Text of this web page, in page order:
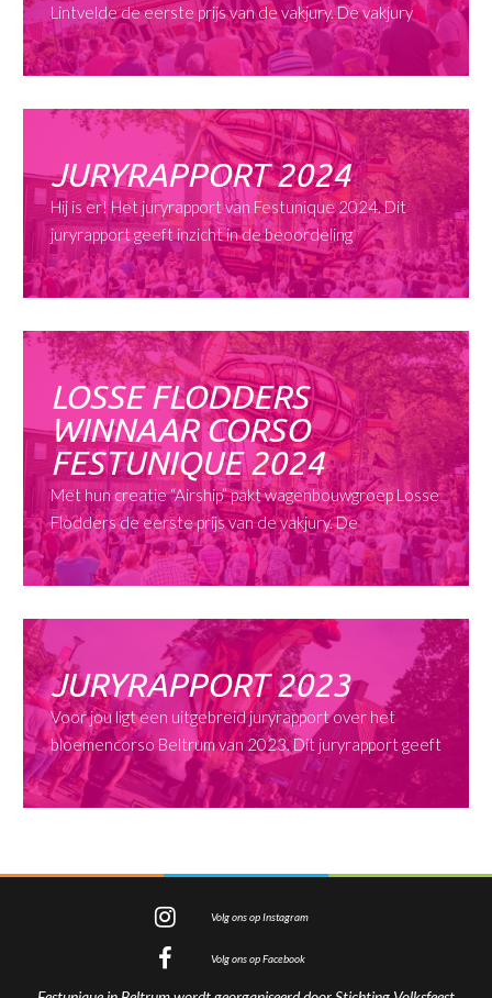
Lintvelde de eerste prijs van de vakjury. De vakjury
JURYRAPPORT 2024
Hij is er! Het juryrapport van Festunique 2024. Dit
juryrapport geeft inzicht in de beoordeling
LOSSE FLODDERS
WINNAAR CORSO
FESTUNIQUE 2024
Met hun creatie “Airship” pakt wagenbouwgroep Losse
Flodders de eerste prijs van de vakjury. De
JURYRAPPORT 2023
Voor jou ligt een uitgebreid juryrapport over het
bloemencorso Beltrum van 2023. Dit juryrapport geeft
Volg ons op Instagram
Volg ons op Facebook